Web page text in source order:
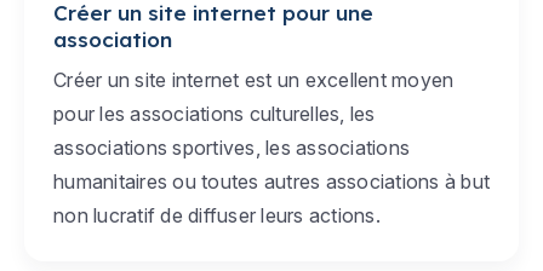
Créer un site internet pour une
association
Créer un site internet est un excellent moyen
pour les associations culturelles, les
associations sportives, les associations
humanitaires ou toutes autres associations à but
non lucratif de diffuser leurs actions.